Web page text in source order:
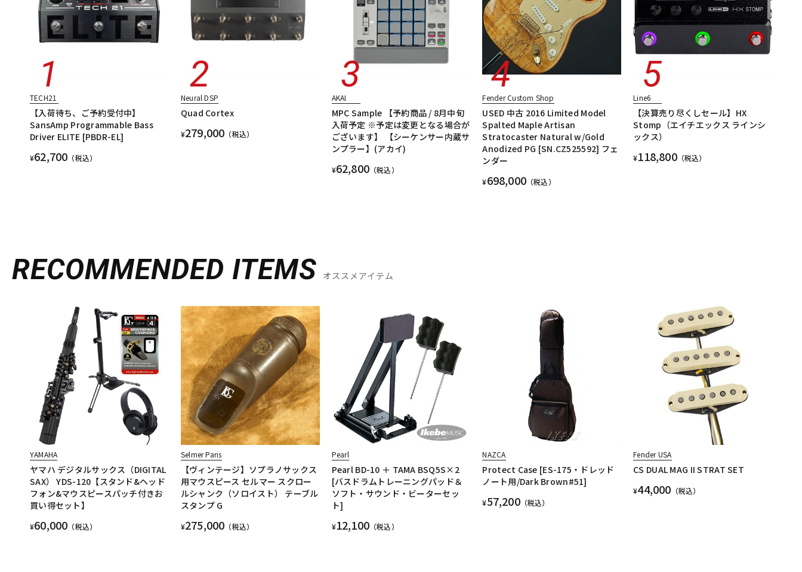
TECH21
【入荷待ち、ご予約受付中】
SansAmp Programmable Bass
Driver ELITE [PBDR-EL]
¥62,700 （税込）
Neural DSP
Quad Cortex
¥279,000 （税込）
AKAI
MPC Sample 【予約商品 / 8月中旬
入荷予定 ※予定は変更となる場合が
ございます】 【シーケンサー内蔵サ
ンプラー】(アカイ)
¥62,800 （税込）
Fender Custom Shop
USED 中古 2016 Limited Model
Spalted Maple Artisan
Stratocaster Natural w/Gold
Anodized PG [SN.CZ525592] フェ
ンダー
¥698,000 （税込）
Line6
【決算売り尽くしセール】HX
Stomp（エイチエックス ラインシ
ックス）
¥118,800（税込）
RECOMMENDED ITEMS オススメアイテム
YAMAHA
ヤマハ デジタルサックス（DIGITAL
SAX） YDS-120【スタンド&ヘッド
フォン&マウスピースパッチ付きお
買い得セット】
¥60,000 （税込）
Selmer Paris
【ヴィンテージ】ソプラノサックス
用マウスピース セルマー スクロー
ルシャンク（ソロイスト） テーブル
スタンプ G
¥275,000 （税込）
Pearl
Pearl BD-10 ＋ TAMA BSQ5S×2
[バスドラムトレーニングパッド＆
ソフト・サウンド・ビーターセッ
ト]
¥12,100 （税込）
NAZCA
Protect Case [ES-175・ドレッド
ノート用/Dark Brown#51]
¥57,200（税込）
Fender USA
CS DUAL MAG II STRAT SET
¥44,000 （税込）